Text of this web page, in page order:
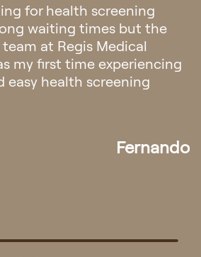
aesthetically pleasing and
once you step into
friendly and
doctor was patient and
it was a very pleasant
will go back if there is